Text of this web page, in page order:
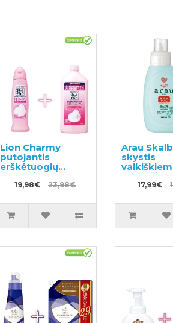
Lion Charmy
putojantis
erškėtuogių
kvapo indų
ploviklis 240ml +
19,98€ 23,98€
Arau
skystis
17,99€